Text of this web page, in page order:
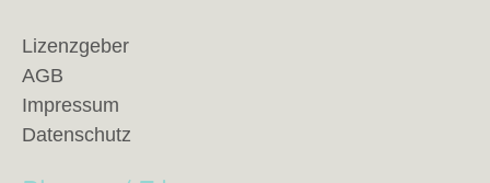
Lizenzgeber
AGB
Impressum
Datenschutz